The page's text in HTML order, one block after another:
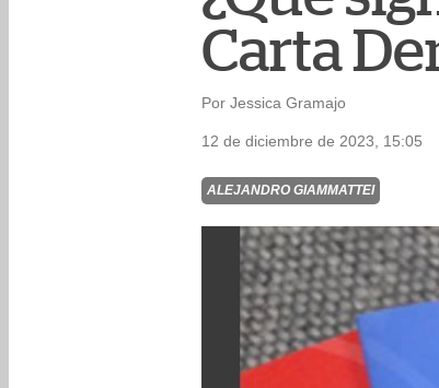
Carta
Por Jessica Gramajo
12 de diciembre de 2023, 15:05
ALEJANDRO GIAMMATTEI